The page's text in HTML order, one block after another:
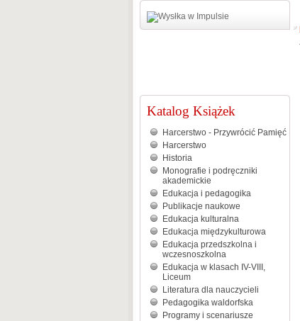
Katalog Książek
Harcerstwo - Przywrócić Pamięć
Harcerstwo
Historia
Monografie i podręczniki
akademickie
Edukacja i pedagogika
Publikacje naukowe
Edukacja kulturalna
Edukacja międzykulturowa
Edukacja przedszkolna i
wczesnoszkolna
Edukacja w klasach IV-VIII,
Liceum
Literatura dla nauczycieli
Pedagogika waldorfska
Programy i scenariusze